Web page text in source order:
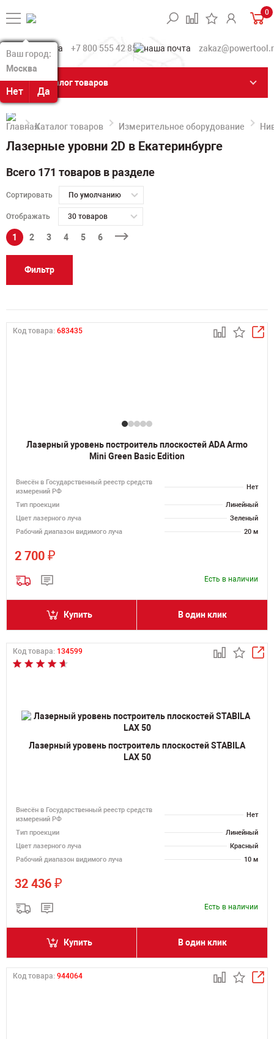
Ваш город:
Москва
Нет Да
Ваш город:
Москва
Нет Да
0
+7 800 555 42 85
Каталог товаров
Каталог товаров Измерительное оборудование
Лазерные уровни 2D в Екатеринбурге
Всего 171 товаров в разделе
Сортировать По умолчанию
Отображать 30 товаров
1 2 3 4 5 6
Фильтр
Код товара: 683435
Лазерный уровень построитель плоскостей ADA Armo
Mini Green Basic Edition
Внесён в Государственный реестр средств
измерений РФ
Нет
Тип проекции
Линейный
Цвет лазерного луча
Зеленый
Рабочий диапазон видимого луча
20 м
2 700 ₽
Есть в наличии
Купить В один клик
Код товара: 134599
Лазерный уровень построитель плоскостей STABILA
LAX 50
Внесён в Государственный реестр средств
измерений РФ
Нет
Тип проекции
Линейный
Цвет лазерного луча
Красный
Рабочий диапазон видимого луча
10 м
32 436 ₽
Есть в наличии
Купить В один клик
Код товара: 944064